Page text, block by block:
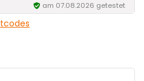
am 07.08.2026 getestet